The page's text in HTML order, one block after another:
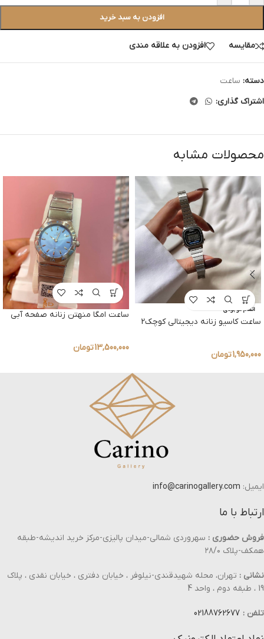
افزودن به سبد خرید
مقایسه افزودن به علاقه مندی
دسته: ساعت
اشتراک گذاری:
محصولات مشابه
اتمام موجودی
ساعت کاسیو زنانه دیجیتالی کوچک2
1,950,000تومان
ساعت امگا منهتن زنانه صفحه آبی
13,500,000تومان
ایمیل: info@carinogallery.com
ارتباط با ما
فروش حضوری : سهروردی شمالی-میدان پالیزی-مرکز خرید اندیشه-طبقه
همکف-پلاک ۲۸/۰
نشانی : تهران، محله شهیدقندی-نیلوفر ، خیابان دفتری ، خیابان نقدی ، پلاک
19 ، طبقه دوم ، واحد 4
تلفن : 02188762677